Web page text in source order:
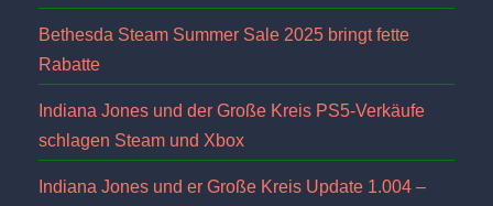
Bethesda Steam Summer Sale 2025 bringt fette
Rabatte
Indiana Jones und der Große Kreis PS5-Verkäufe
schlagen Steam und Xbox
Indiana Jones und er Große Kreis Update 1.004 –